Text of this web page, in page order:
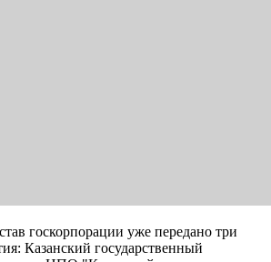
госкорпорации уже передано три
Казанский государственный